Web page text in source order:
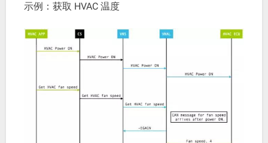
示例：获取 HVAC 温度